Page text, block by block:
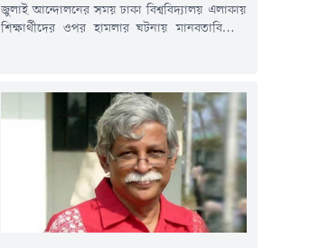
জুলাই আন্দোলনের সময় ঢাকা বিশ্ববিদ্যালয় এলাকায়
শিক্ষার্থীদের ওপর হামলার ঘটনায় মানবতাবিরোধী
দিয়েছে তদন্ত সংস্থা।বৃহস্পতিবার (৬ আগস্ট)
আন্তর্জাতিক অপরাধ ট্রাইব্যুনালের প্রসিকিউশন
কার্যালয়ে এই তদন্ত প্রতিবেদন জমা দেওয়া হয়।
প্রসিকিউটর গাজী এম এইচ...